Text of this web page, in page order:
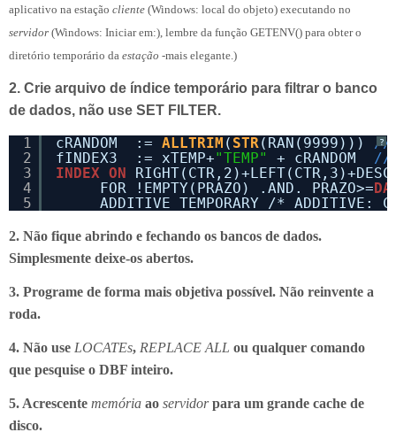
aplicativo na estação cliente (Windows: local do objeto) executando no
servidor (Windows: Iniciar em:), lembre da função GETENV() para obter o
diretório temporário da estação -mais elegante.)
2. Crie arquivo de índice temporário para filtrar o banco
de dados, não use SET FILTER.
?
1
2
3
4
5
cRANDOM  := ALLTRIM ( STR(RAN(9999))) //
fINDEX3  := xTEMP+"TEMP" + cRANDOM //
INDEX ON
FOR !EMPTY(PRAZO) .AND. PRAZO>=
ADDITIVE TEMPORARY /*
2. Não fique abrindo e fechando os bancos de dados.
Simplesmente deixe-os abertos.
3. Programe de forma mais objetiva possível. Não reinvente a
roda.
4. Não use LOCATEs, REPLACE ALL ou qualquer comando
que pesquise o DBF inteiro.
5. Acrescente memória ao servidorpara um grande cache de
disco.